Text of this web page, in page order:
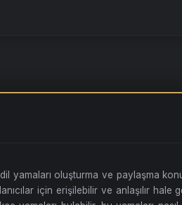
yamaları oluşturma ve paylaşma
için erişilebilir ve anlaşılır hale